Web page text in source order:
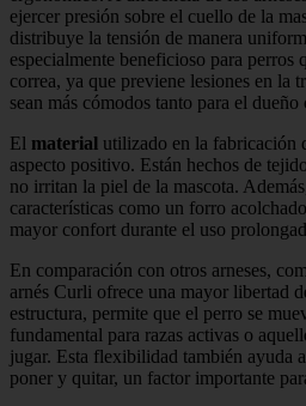
ejercer presión sobre el cuello de la
distribuye la tensión de manera
especialmente beneficioso para perros
correa, ya que previene lesiones en la
sean más cómodos tanto para el
El material utilizado en la fabricación
aspecto positivo. Están hechos de
no irritan la piel de la mascota.
características como un forro
mayor confort durante el uso
En comparación con otros arneses,
arnés Curli ofrece una mayor libertad
estructura, permite que el perro se
fundamental para razas activas o
jugar. Esta flexibilidad también ayuda
poner y quitar, un factor importante